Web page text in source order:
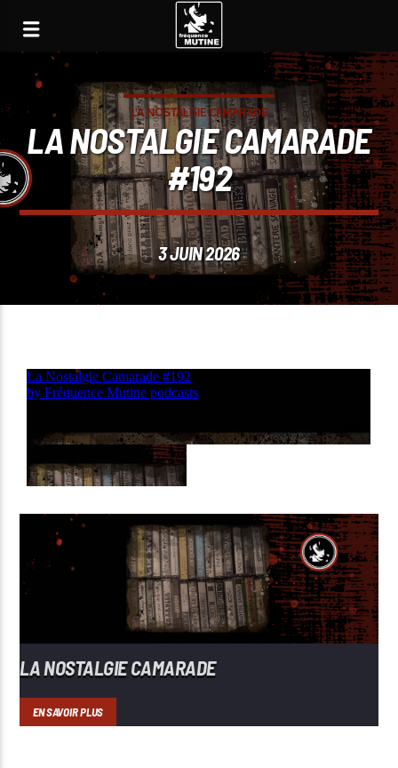
LA NOSTALGIE CAMARADE
LA NOSTALGIE CAMARADE
#192
3 JUIN 2026
LA NOSTALGIE CAMARADE
EN SAVOIR PLUS